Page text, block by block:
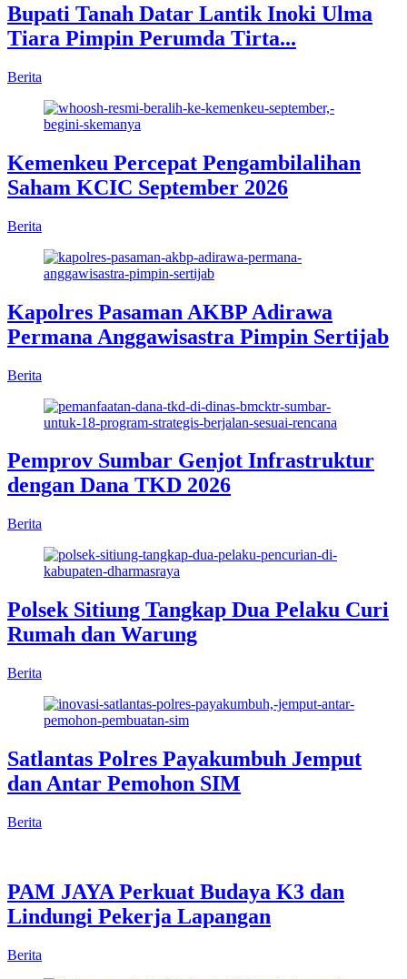
Bupati Tanah Datar Lantik Inoki Ulma
Tiara Pimpin Perumda Tirta...
Berita
Kemenkeu Percepat Pengambilalihan
Saham KCIC September 2026
Berita
Kapolres Pasaman AKBP Adirawa
Permana Anggawisastra Pimpin Sertijab
Berita
Pemprov Sumbar Genjot Infrastruktur
dengan Dana TKD 2026
Berita
Polsek Sitiung Tangkap Dua Pelaku Curi
Rumah dan Warung
Berita
Satlantas Polres Payakumbuh Jemput
dan Antar Pemohon SIM
Berita
PAM JAYA Perkuat Budaya K3 dan
Lindungi Pekerja Lapangan
Berita